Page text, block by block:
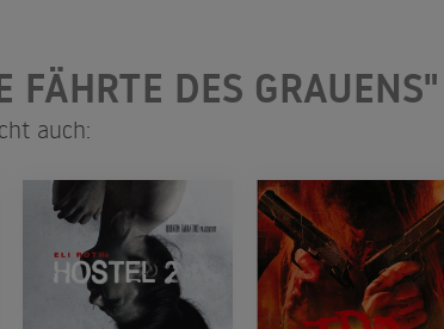
FÄHRTE DES GRAUENS"
auch: